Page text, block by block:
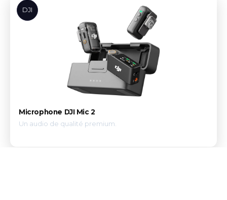
DJI
Microphone DJI Mic 2
Un audio de qualité premium.